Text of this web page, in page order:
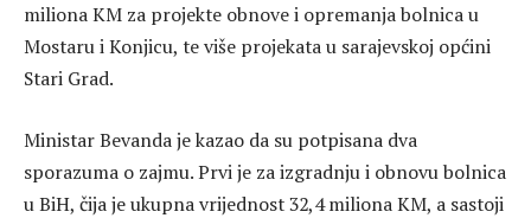
miliona KM za projekte obnove i opremanja bolnica u
Mostaru i Konjicu, te više projekata u sarajevskoj općini
Stari Grad.
Ministar Bevanda je kazao da su potpisana dva
sporazuma o zajmu. Prvi je za izgradnju i obnovu bolnica
u BiH, čija je ukupna vrijednost 32,4 miliona KM, a sastoji